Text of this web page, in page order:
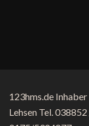
123hms.de
Lehsen Tel.